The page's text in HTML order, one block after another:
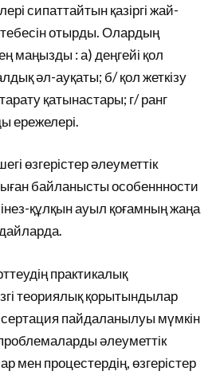
сипаттайтын қазіргі жай-
отырды. Олардың
маңызды : а) деңгейі қол
әл-ауқаты; б/ қол жеткізу
қатынастары; г/ ранг
ережелері.
өзгерістер әлеуметтік
байланысты особеннности
құлқын ауыл қоғамның жаңа
практикалық
теориялық қорытындылар
пайдаланылуы мүмкін
әлеуметтік
мен процестердің, өзгерістер